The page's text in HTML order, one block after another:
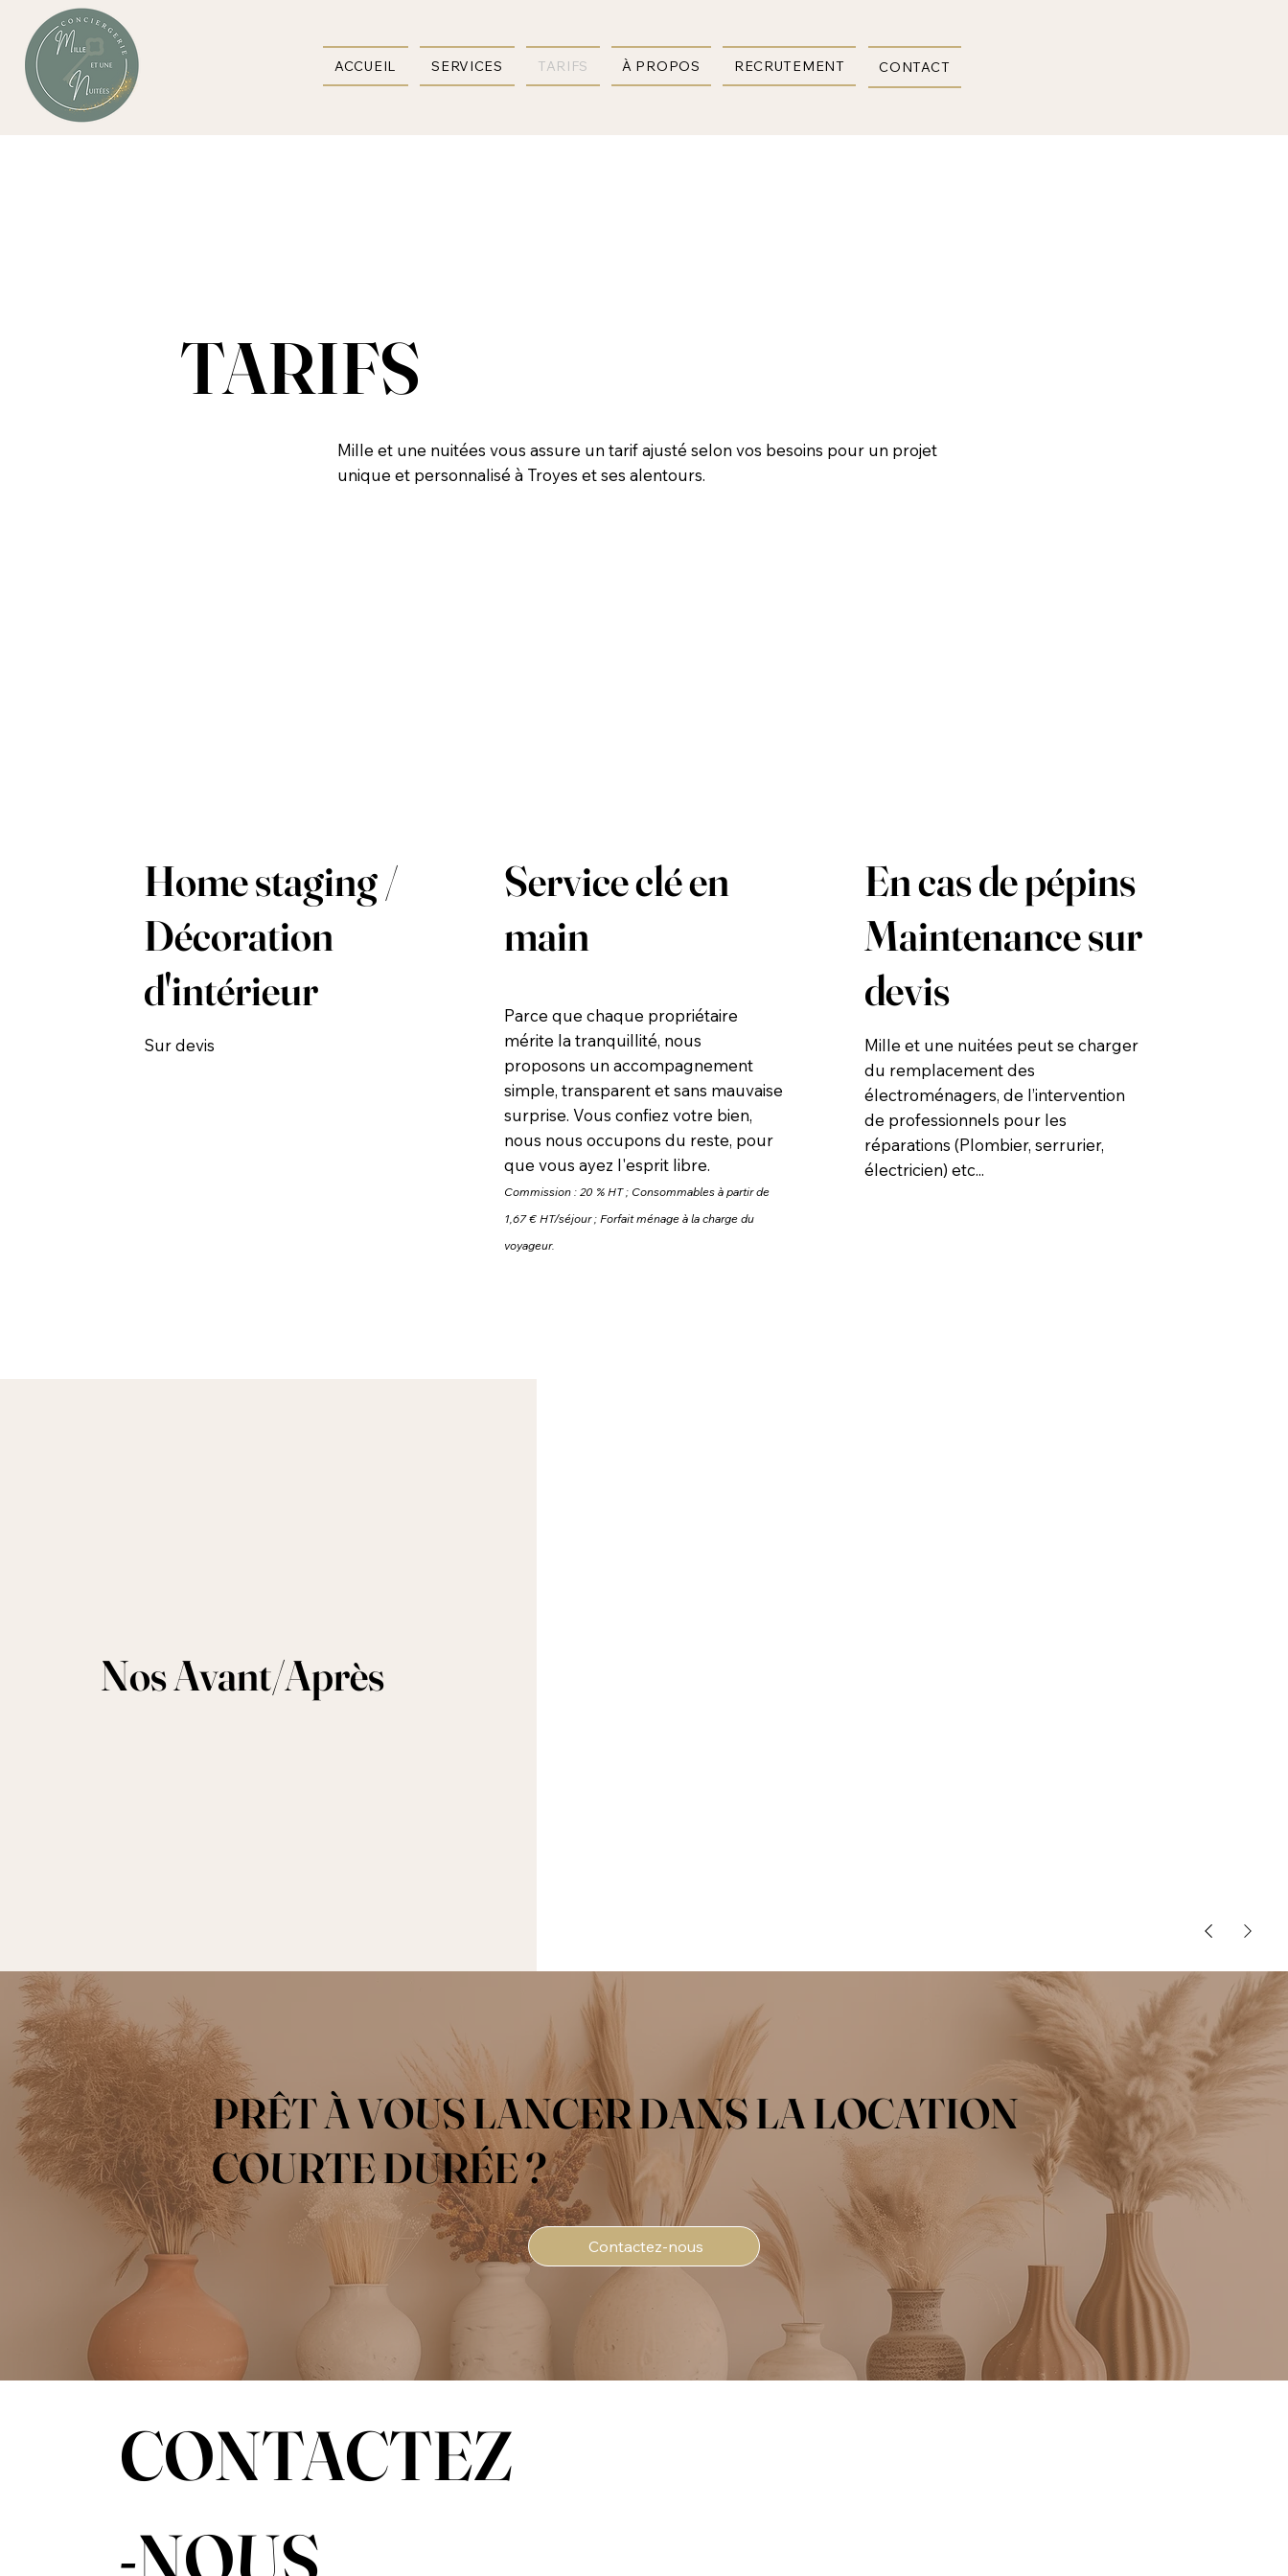
ACCUEIL SERVICES TARIFS À PROPOS RECRUTEMENT CONTACT
TARIFS
Mille et une nuitées vous assure un tarif ajusté selon vos besoins pour un projet
unique et personnalisé à Troyes et ses alentours.
Home staging /
Décoration
d'intérieur
Sur devis
Service clé en
main
Parce que chaque propriétaire
mérite la tranquillité, nous
proposons un accompagnement
simple, transparent et sans mauvaise
surprise. Vous confiez votre bien,
nous nous occupons du reste, pour
que vous ayez l'esprit libre.​
Commission : 20 % HT ; Consommables à partir de
1,67 € HT/séjour ; Forfait ménage à la charge du
voyageur.
En cas de pépins
Maintenance sur
devis
Mille et une nuitées peut se charger
du remplacement des
électroménagers, de l’intervention
de professionnels pour les
réparations (Plombier, serrurier,
électricien) etc...
PRÊT À VOUS LANCER DANS LA LOCATION
COURTE DURÉE ?
Contactez-nous
CONTACTEZ
-NOUS
Nos Avant/Après